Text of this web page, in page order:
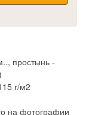
простынь -
г/м2
на фотографии